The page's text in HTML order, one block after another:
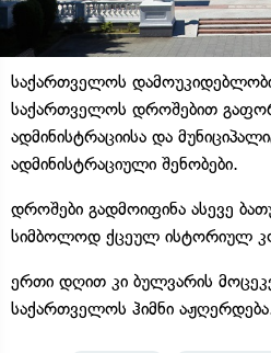
საქართველოს
საქართველოს დროშებით
ადმინისტრაციისა და
ადმინისტრაციული შენობები.
დროშები გადმოიფინა ასევე
სიმბოლოდ ქცეულ ისტორიულ
ერთი დღით კი ბულვარის
საქართველოს ჰიმნი